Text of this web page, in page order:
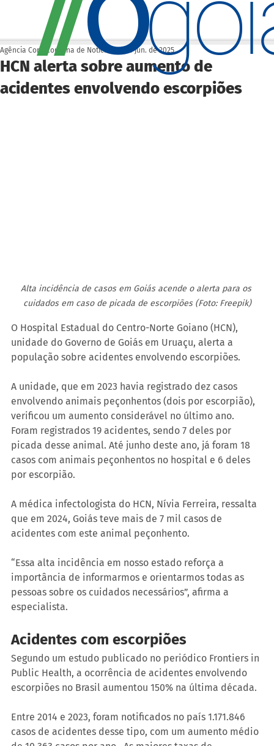
HCN alerta sobre aumento de
acidentes envolvendo escorpiões
Agência Cora Coralina de Notícias 23 de jun. de 2025
Alta incidência de casos em Goiás acende o alerta para os
cuidados em caso de picada de escorpiões (Foto: Freepik)
O Hospital Estadual do Centro-Norte Goiano (HCN),
unidade do Governo de Goiás em Uruaçu, alerta a
população sobre acidentes envolvendo escorpiões.
A unidade, que em 2023 havia registrado dez casos
envolvendo animais peçonhentos (dois por escorpião),
verificou um aumento considerável no último ano.
Foram registrados 19 acidentes, sendo 7 deles por
picada desse animal. Até junho deste ano, já foram 18
casos com animais peçonhentos no hospital e 6 deles
por escorpião.
A médica infectologista do HCN, Nívia Ferreira, ressalta
que em 2024, Goiás teve mais de 7 mil casos de
acidentes com este animal peçonhento.
“Essa alta incidência em nosso estado reforça a
importância de informarmos e orientarmos todas as
pessoas sobre os cuidados necessários”, afirma a
especialista.
Acidentes com escorpiões
Segundo um estudo publicado no periódico Frontiers in
Public Health, a ocorrência de acidentes envolvendo
escorpiões no Brasil aumentou 150% na última década.
Entre 2014 e 2023, foram notificados no país 1.171.846
casos de acidentes desse tipo, com um aumento médio